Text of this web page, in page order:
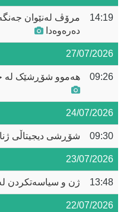
14:19
مرۆڤ لەنێوان
دەرەوەدا
27/07/2026
09:26 هەموو شۆڕشێک لە
24/07/2026
09:30 شۆڕشی دیجیتاڵی
23/07/2026
13:48 ژن و سیاسەتکردن
22/07/2026